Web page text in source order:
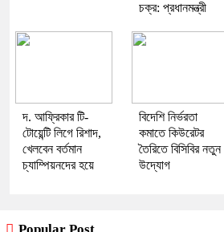
চক্র: প্রধানমন্ত্রী
দ. আফ্রিকার টি-
টোয়েন্টি লিগে রিশাদ,
খেলবেন বর্তমান
চ্যাম্পিয়নদের হয়ে
বিদেশি নির্ভরতা
কমাতে কিউরেটর
তৈরিতে বিসিবির নতুন
উদ্যোগ